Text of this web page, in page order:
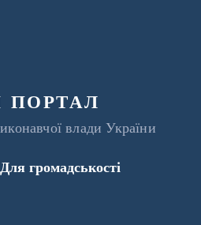
портал
влади України
Для громадськості